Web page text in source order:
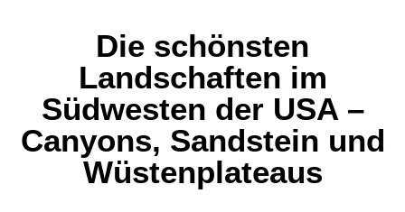
Die schönsten
Landschaften im
Südwesten der USA –
Canyons, Sandstein und
Wüstenplateaus